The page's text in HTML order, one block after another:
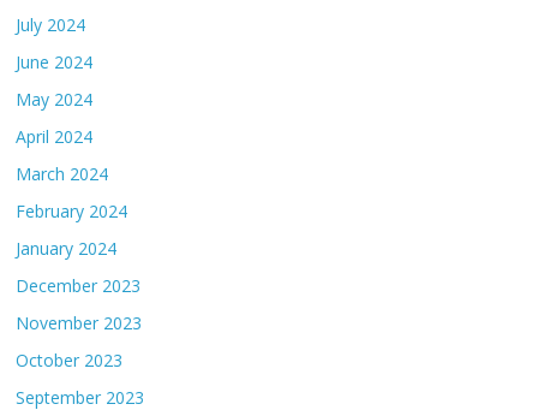
July 2024
June 2024
May 2024
April 2024
March 2024
February 2024
January 2024
December 2023
November 2023
October 2023
September 2023